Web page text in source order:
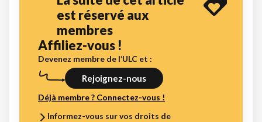
est réservé aux
membres
Affiliez-vous !
Devenez membre de l’ULC et :
Rejoignez-nous
Déjà membre ? Connectez-vous !
Informez-vous sur vos droits de